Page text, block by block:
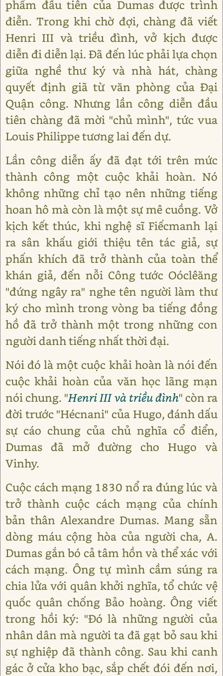
phẩm đầu tiên của Dumas được trình
điễn. Trong khi chờ đợi, chàng đã viết
Henri III và triều đình, vở kịch được
diễn đi diễn lại. Đã đến lúc phải lựa chọn
giữa nghề thư ký và nhà hát, chàng
quyết định giã từ văn phòng của Đại
Quận công. Nhưng lần công diễn đầu
tiên chàng đã mời "chủ mình", tức vua
Louis Philippe tương lai đến dự.
Lần công diễn ấy đã đạt tới trên mức
thành công một cuộc khải hoàn. Nó
không những chỉ tạo nên những tiếng
hoan hô mà còn là một sự mê cuồng. Vở
kịch kết thúc, khi nghệ sĩ Fiếcmanh lại
ra sân khấu giới thiệu tên tác giả, sự
phấn khích đã trở thành của toàn thể
khán giả, đến nỗi Công tước Oóclêăng
"đứng ngây ra" nghe tên người làm thư
ký cho mình trong vòng ba tiếng đồng
hồ đã trở thành một trong những con
người danh tiếng nhất thời đại.
Nói đó là một cuộc khải hoàn là nói đến
cuộc khải hoàn của văn học lãng mạn
nói chung. "Henri III và triều đình" còn ra
đời trước "Hécnani" của Hugo, đánh dấu
sự cáo chung của chủ nghĩa cổ điển,
Dumas đã mở đường cho Hugo và
Vinhy.
Cuộc cách mạng 1830 nổ ra đúng lúc và
trở thành cuộc cách mạng của chính
bản thân Alexandre Dumas. Mang sẵn
dòng máu cộng hòa của người cha, A.
Dumas gắn bó cả tâm hồn và thể xác với
cách mạng. Ông tự mình cầm súng ra
chia lửa với quân khởi nghĩa, tổ chức vệ
quốc quân chống Bảo hoàng. Ông viết
trong hồi ký: "Đó là những người của
nhân dân mà người ta đã gạt bỏ sau khi
sự nghiệp đã thành công. Sau khi canh
gác ở cửa kho bạc, sắp chết đói đến nơi,